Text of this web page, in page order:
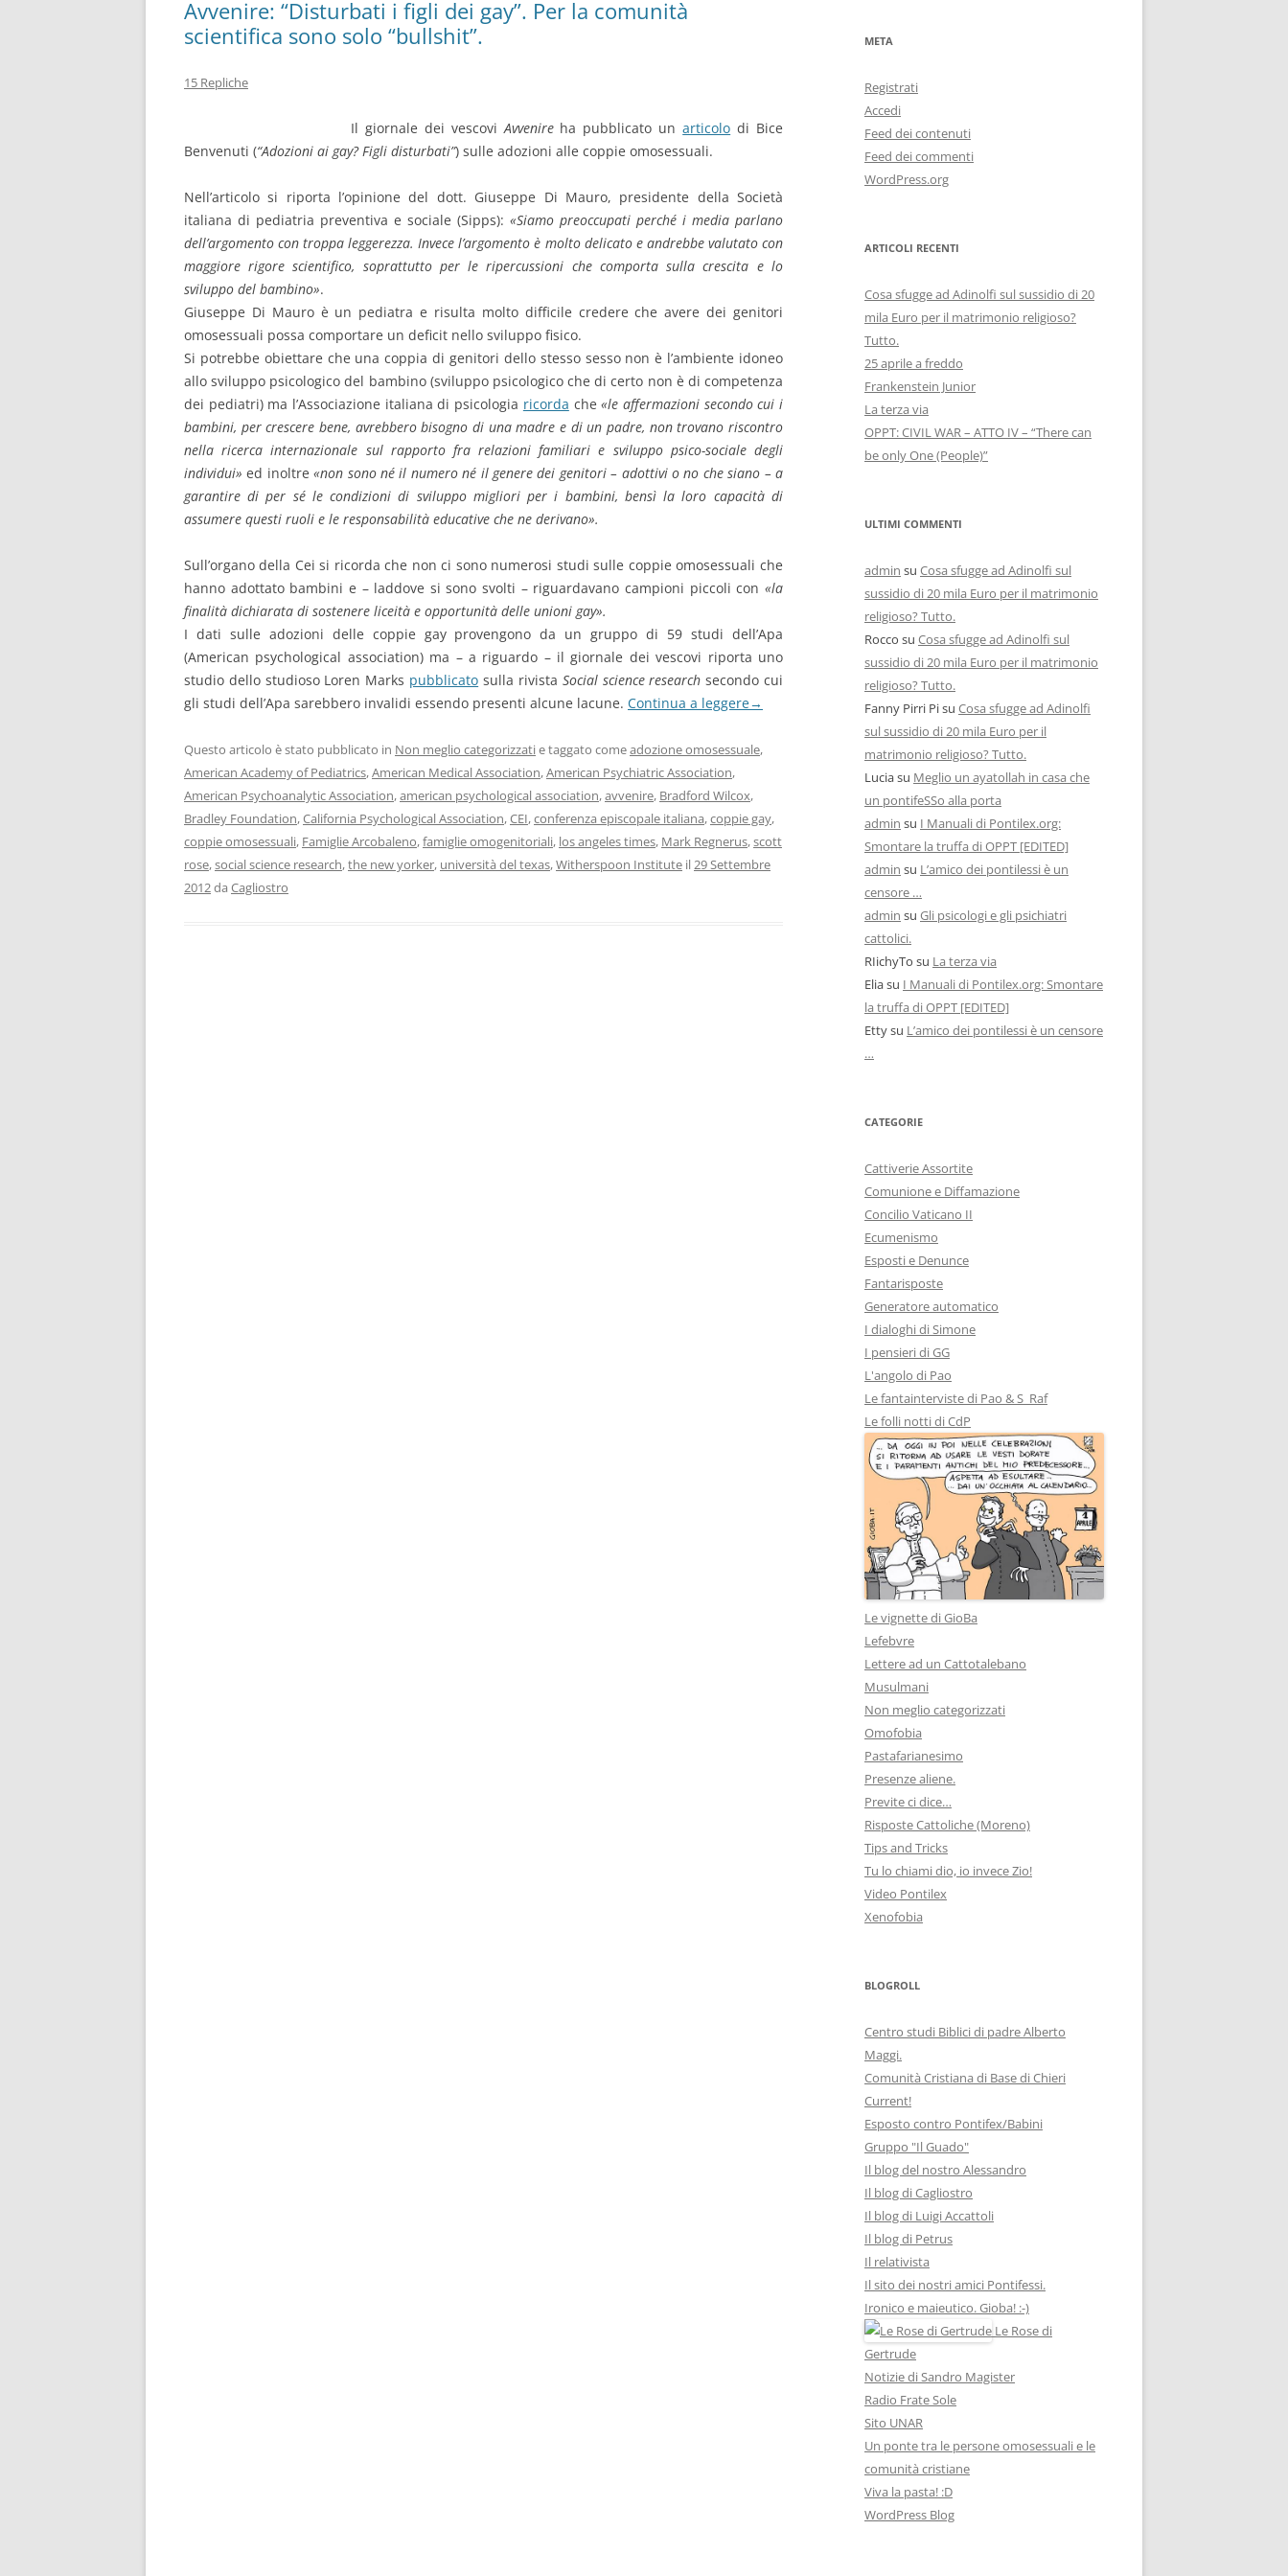
Avvenire: “Disturbati i figli dei gay”. Per la comunità
scientifica sono solo “bullshit”.
15 Repliche
Il giornale dei vescoviAvvenireha pubblicato unarticolo di Bice
Benvenuti (“Adozioni ai gay? Figli disturbati”) sulle adozioni alle coppie omosessuali.
Nell’articolo si riporta l’opinione del dott. Giuseppe Di Mauro, presidente della Società
italiana di pediatria preventiva e sociale (Sipps): «Siamo preoccupati perché i media parlano
dell’argomento con troppa leggerezza. Invece l’argomento è molto delicato e andrebbe valutato con
maggiore rigore scientifico, soprattutto per le ripercussioni che comporta sulla crescita e lo
sviluppo del bambino».
Giuseppe Di Mauro è un pediatra e risulta molto difficile credere che avere dei genitori
omosessuali possa comportare un deficit nello sviluppo fisico.
Si potrebbe obiettare che una coppia di genitori dello stesso sesso non è l’ambiente idoneo
allo sviluppo psicologico del bambino (sviluppo psicologico che di certo non è di competenza
dei pediatri) ma l’Associazione italiana di psicologia ricorda che«le affermazioni secondo cui i
bambini, per crescere bene, avrebbero bisogno di una madre e di un padre, non trovano riscontro
nella ricerca internazionale sul rapporto fra relazioni familiari e sviluppo psico-sociale degli
individui» ed inoltre«non sono né il numero né il genere dei genitori – adottivi o no che siano – a
garantire di per sé le condizioni di sviluppo migliori per i bambini, bensì la loro capacità di
assumere questi ruoli e le responsabilità educative che ne derivano».
Sull’organo della Cei si ricorda che non ci sono numerosi studi sulle coppie omosessuali che
hanno adottato bambini e – laddove si sono svolti – riguardavano campioni piccoli con «la
finalità dichiarata di sostenere liceità e opportunità delle unioni gay».
I dati sulle adozioni delle coppie gay provengono da un gruppo di 59 studi dell’Apa
(American psychological association) ma – a riguardo – il giornale dei vescovi riporta uno
studio dello studioso Loren Marks pubblicato sulla rivista Social science research secondo cui
gli studi dell’Apa sarebbero invalidi essendo presenti alcune lacune. Continua a leggere→
Questo articolo è stato pubblicato in Non meglio categorizzatie taggato comeadozione omosessuale,
American Academy of Pediatrics,American Medical Association,American Psychiatric Association,
American Psychoanalytic Association,american psychological association,avvenire, Bradford Wilcox,
Bradley Foundation,California Psychological Association,CEI,conferenza episcopale italiana,coppie gay,
coppie omosessuali, Famiglie Arcobaleno,famiglie omogenitoriali, los angeles times, Mark Regnerus,scott
rose,social science research,the new yorker, università del texas,Witherspoon Institute il29 Settembre
2012da Cagliostro
META
Registrati
Accedi
Feed dei contenuti
Feed dei commenti
WordPress.org
ARTICOLI RECENTI
Cosa sfugge ad Adinolfi sul sussidio di 20
mila Euro per il matrimonio religioso?
Tutto.
25 aprile a freddo
Frankenstein Junior
La terza via
OPPT: CIVIL WAR – ATTO IV – “There can
be only One (People)”
ULTIMI COMMENTI
admin su Cosa sfugge ad Adinolfi sul
sussidio di 20 mila Euro per il matrimonio
religioso? Tutto.
Rocco su Cosa sfugge ad Adinolfi sul
sussidio di 20 mila Euro per il matrimonio
religioso? Tutto.
Fanny Pirri Pisu Cosa sfugge ad Adinolfi
sul sussidio di 20 mila Euro per il
matrimonio religioso? Tutto.
Luciasu Meglio un ayatollah in casa che
un pontifeSSo alla porta
admin su I Manuali di Pontilex.org:
Smontare la truffa di OPPT [EDITED]
admin su L’amico dei pontilessi è un
censore …
admin su Gli psicologi e gli psichiatri
cattolici.
RIichyTo su La terza via
Eliasu I Manuali di Pontilex.org: Smontare
la truffa di OPPT [EDITED]
Ettysu L’amico dei pontilessi è un censore
…
CATEGORIE
Cattiverie Assortite
Comunione e Diffamazione
Concilio Vaticano II
Ecumenismo
Esposti e Denunce
Fantarisposte
Generatore automatico
I dialoghi di Simone
I pensieri di GG
L'angolo di Pao
Le fantainterviste di Pao & S_Raf
Le folli notti di CdP
Le vignette di GioBa
Lefebvre
Lettere ad un Cattotalebano
Musulmani
Non meglio categorizzati
Omofobia
Pastafarianesimo
Presenze aliene.
Previte ci dice…
Risposte Cattoliche (Moreno)
Tips and Tricks
Tu lo chiami dio, io invece Zio!
Video Pontilex
Xenofobia
BLOGROLL
Centro studi Biblici di padre Alberto
Maggi.
Comunità Cristiana di Base di Chieri
Current!
Esposto contro Pontifex/Babini
Gruppo "Il Guado"
Il blog del nostro Alessandro
Il blog di Cagliostro
Il blog di Luigi Accattoli
Il blog di Petrus
Il relativista
Il sito dei nostri amici Pontifessi.
Ironico e maieutico. Gioba! :-)
Le Rose di
Gertrude
Notizie di Sandro Magister
Radio Frate Sole
Sito UNAR
Un ponte tra le persone omosessuali e le
comunità cristiane
Viva la pasta! :D
WordPress Blog